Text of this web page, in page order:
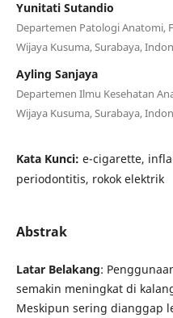
Yunitati Sutandio
Departemen Patologi Anatomi,
Wijaya Kusuma, Surabaya,
Ayling Sanjaya
Departemen Ilmu Kesehatan
Wijaya Kusuma, Surabaya,
Kata Kunci: e-cigarette,
periodontitis, rokok elektrik
Abstrak
Latar Belakang:
semakin meningkat di
Meskipun sering dianggap